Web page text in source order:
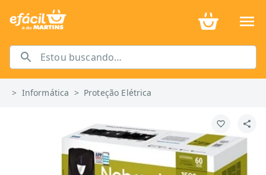
> Informática > Proteção Elétrica